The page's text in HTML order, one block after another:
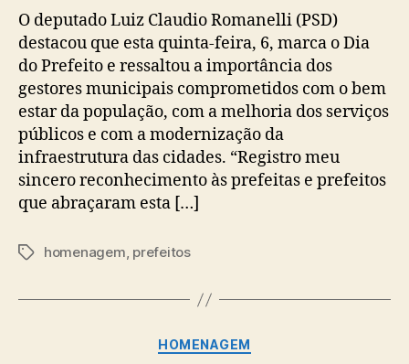
O deputado Luiz Claudio Romanelli (PSD)
destacou que esta quinta-feira, 6, marca o Dia
do Prefeito e ressaltou a importância dos
gestores municipais comprometidos com o bem
estar da população, com a melhoria dos serviços
públicos e com a modernização da
infraestrutura das cidades. “Registro meu
sincero reconhecimento às prefeitas e prefeitos
que abraçaram esta […]
Tagshomenagem, prefeitos
Categorias
HOMENAGEM